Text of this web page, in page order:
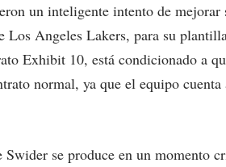
un inteligente intento de
Los Angeles Lakers, para su
Exhibit 10, está condicionado a
normal, ya que el equipo
se produce en un momento